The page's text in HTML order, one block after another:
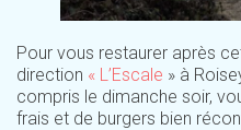
Pour vous restaurer après
direction « L’Escale » à
compris le dimanche soir,
frais et de burgers bien